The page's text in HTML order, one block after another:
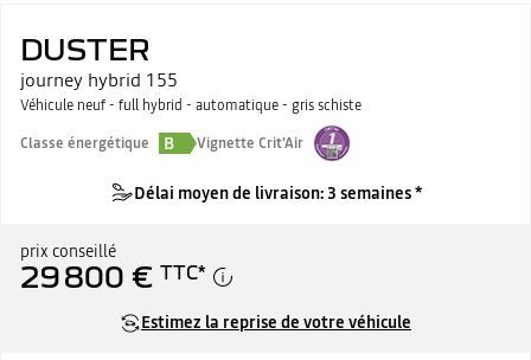
DUSTER
journey hybrid 155
Véhicule neuf - full hybrid - automatique - gris schiste
Classe énergétique
B Vignette Crit'Air
Délai moyen de livraison: 3 semaines *
prix conseillé
29 800 € TTC*
Estimez la reprise de votre véhicule